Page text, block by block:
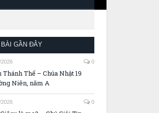
BÀI GẦN ĐÂY
2026 0
Thánh Thể – Chúa Nhật 19
Niên, năm A
2026 0